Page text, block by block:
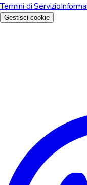
Termini di Servizio
Gestisci cookie
Utilizziamo i cookie per
traffico del sito e per
cookie accettare.
Rifiuta tutto Personalizza